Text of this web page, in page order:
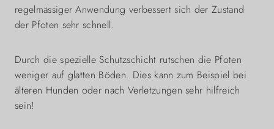
regelmässiger Anwendung verbessert sich der Zustand
der Pfoten sehr schnell.
Durch die spezielle Schutzschicht rutschen die Pfoten
weniger auf glatten Böden. Dies kann zum Beispiel bei
älteren Hunden oder nach Verletzungen sehr hilfreich
sein!